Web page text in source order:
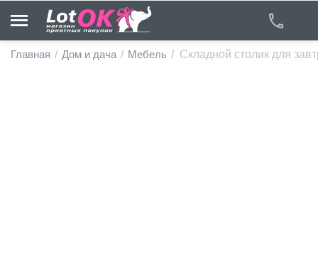
Главная / Дом и дача / Мебель / Складной столик для